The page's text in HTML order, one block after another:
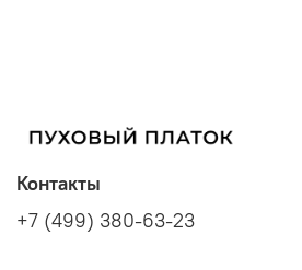
Контакты
+7 (499) 380-63-23